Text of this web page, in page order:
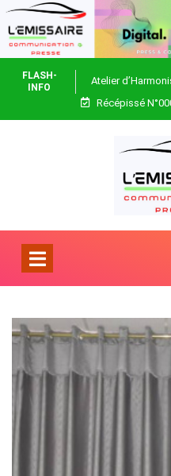
FLASH-
INFO
Atelier
Récépissé